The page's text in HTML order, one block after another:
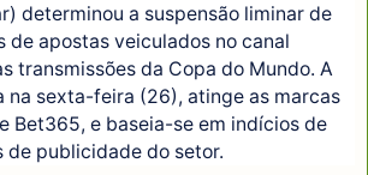
determinou a suspensão liminar de
de apostas veiculados no canal
transmissões da Copa do Mundo. A
na sexta-feira (26), atinge as marcas
Bet365, e baseia-se em indícios de
de publicidade do setor.